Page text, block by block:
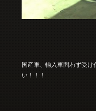
国産車、輸入車問わず受
い！！！